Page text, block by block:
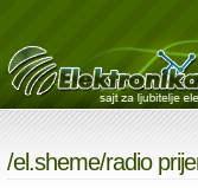
/el.sheme/radio